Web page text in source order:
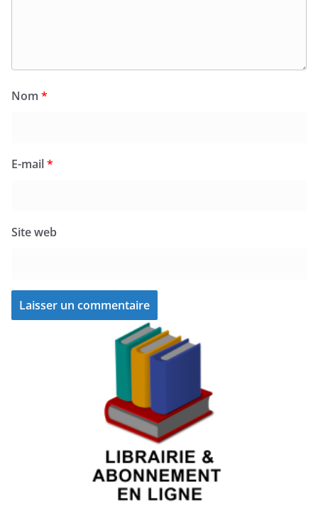
Nom *
E-mail*
Site web